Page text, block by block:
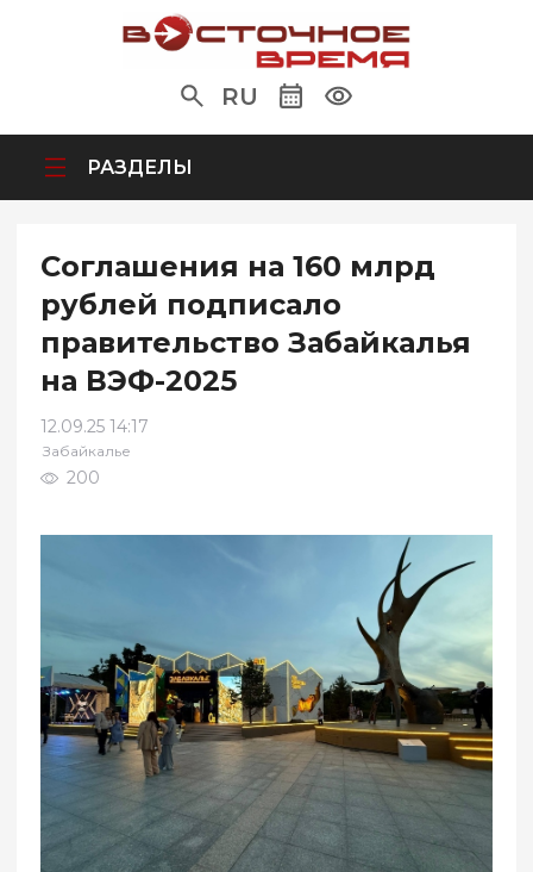
RU
РАЗДЕЛЫ
Соглашения на 160 млрд
рублей подписало
правительство Забайкалья
на ВЭФ-2025
12.09.25 14:17
Забайкалье
200